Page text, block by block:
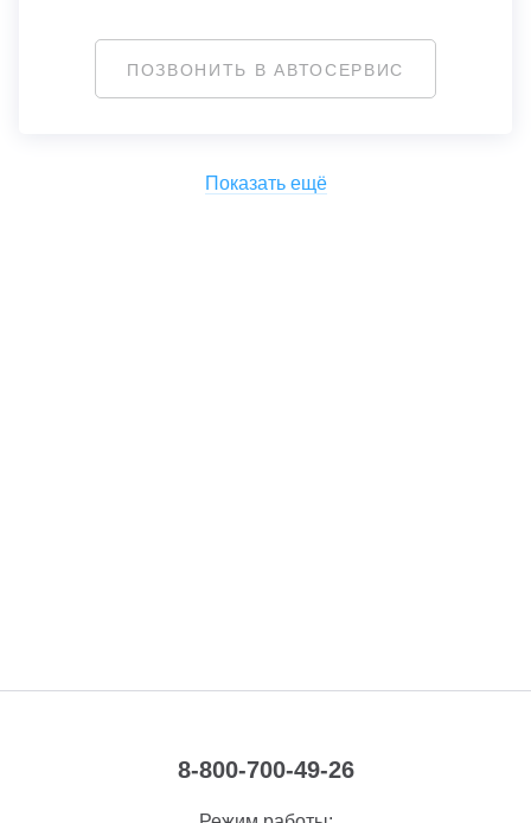
ПОЗВОНИТЬ В АВТОСЕРВИС
Показать ещё
8-800-700-49-26